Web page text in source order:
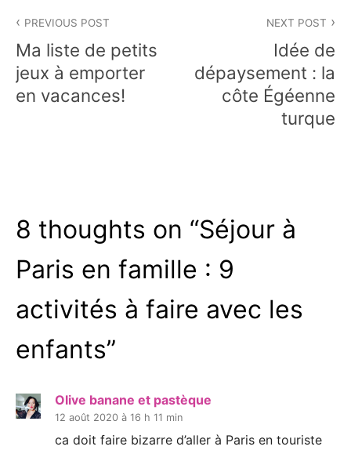
de
l’article
PREVIOUS POST
Ma liste de petits
jeux à emporter
en vacances!
NEXT POST
Idée de
dépaysement : la
côte Égéenne
turque
8 thoughts on “Séjour à
Paris en famille : 9
activités à faire avec les
enfants”
Olive banane et pastèque
12 août 2020 à 16 h 11 min
ca doit faire bizarre d’aller à Paris en touriste